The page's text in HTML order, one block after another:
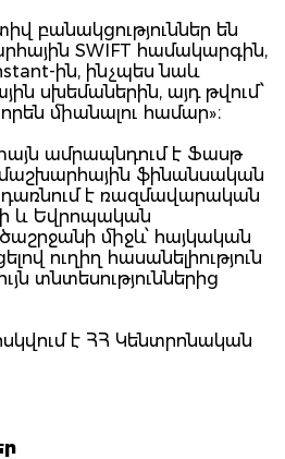
բանակցություններ են
SWIFT համակարգին,
ին, ինչպես նաև
սխեմաներին, այդ թվում՝
միանալու համար»։
ամրապնդում է Ֆասթ
ֆինանսական
է ռազմավարական
և Եվրոպական
միջև՝ հայկական
ուղիղ հասանելիություն
տնտեսություններից
է ՀՀ Կենտրոնական